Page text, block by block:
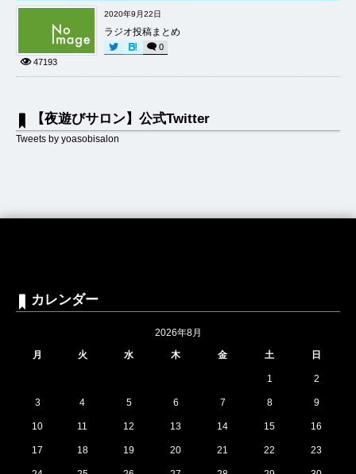
2020年9月22日
ラジオ投稿まとめ
0
47193
【夜遊びサロン】公式Twitter
Tweets by yoasobisalon
カレンダー
2026年8月
月
火 水 木 金 土 日
1 2
3 4 5 6 7 8 9
10 11 12 13 14 15 16
17 18 19 20 21 22 23